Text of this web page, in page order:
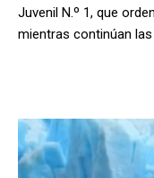
Juvenil N.º 1, que
mientras continúan